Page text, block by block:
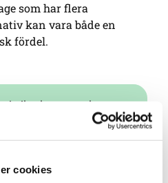
cookies
som har flera
kan vara både en
fördel.
ditt innovativa